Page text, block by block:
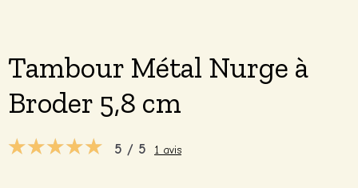
Tambour Métal Nurge à
Broder 5,8 cm
5 / 5 1 avis